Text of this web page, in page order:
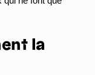
la